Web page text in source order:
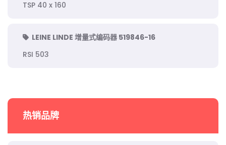
TSP 40 x 160
LEINE LINDE 增量式编码器 519846-16
RSI 503
热销品牌